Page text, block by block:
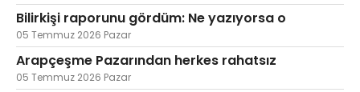
Bilirkişi raporunu gördüm: Ne yazıyorsa o
05 Temmuz 2026 Pazar
Arapçeşme Pazarından herkes rahatsız
05 Temmuz 2026 Pazar